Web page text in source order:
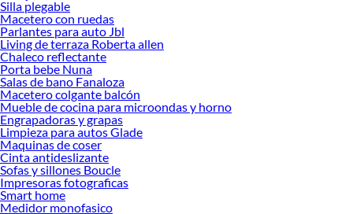
Silla plegable
Macetero con ruedas
Parlantes para auto Jbl
Living de terraza Roberta allen
Chaleco reflectante
Porta bebe Nuna
Salas de bano Fanaloza
Macetero colgante balcón
Mueble de cocina para microondas y horno
Engrapadoras y grapas
Limpieza para autos Glade
Maquinas de coser
Cinta antideslizante
Sofas y sillones Boucle
Impresoras fotograficas
Smart home
Medidor monofasico